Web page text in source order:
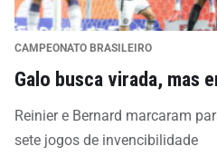
CAMPEONATO BRASILEIRO
Galo busca virada, mas
Reinier e Bernard marcaram
sete jogos de invencibilidade